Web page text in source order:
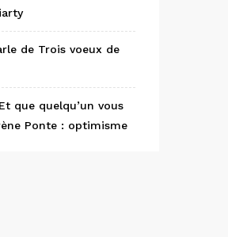
de Trois voeux de
Et que quelqu’un vous
Ponte : optimisme